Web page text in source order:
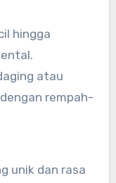
hingga
atau
rempah-
unik dan rasa